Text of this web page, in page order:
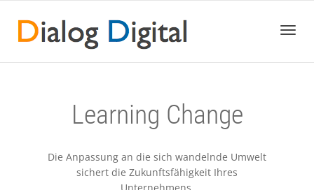
Learning Change
Die Anpassung an die sich wandelnde Umwelt
sichert die Zukunftsfähigkeit Ihres